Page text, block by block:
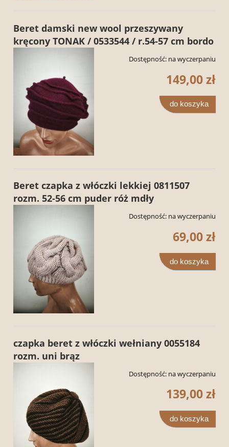
Beret damski new wool przeszywany
kręcony TONAK / 0533544 / r.54-57 cm bordo
Dostępność: na wyczerpaniu
149,00 zł
do koszyka
Beret czapka z włóczki lekkiej 0811507
rozm. 52-56 cm puder róż mdły
Dostępność: na wyczerpaniu
69,00 zł
do koszyka
czapka beret z włóczki wełniany 0055184
rozm. uni brąz
Dostępność: na wyczerpaniu
139,00 zł
do koszyka